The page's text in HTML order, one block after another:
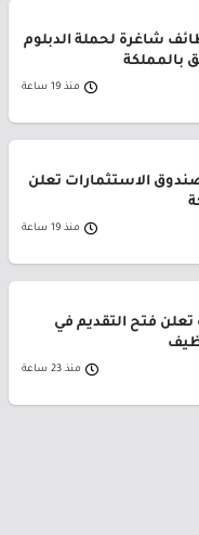
شاغرة لحملة الدبلوم
بالمملكة
منذ 19 ساعة
الاستثمارات تعلن
منذ 19 ساعة
تعلن فتح التقديم في
منذ 23 ساعة